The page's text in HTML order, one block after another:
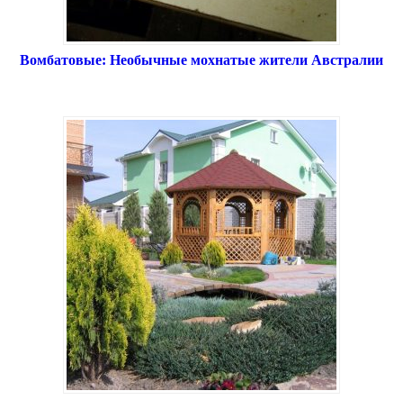
Вомбатовые: Необычные мохнатые жители Австралии